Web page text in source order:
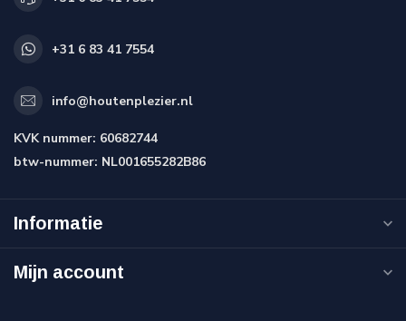
+31 6 83 41 7554
info@houtenplezier.nl
KVK nummer: 60682744
btw-nummer: NL001655282B86
Informatie
Mijn account